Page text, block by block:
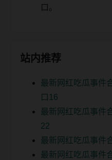
口。
站内推荐
最新网红吃瓜事件
口16
最新网红吃瓜事件
22
最新网红吃瓜事件
最新网红吃瓜事件